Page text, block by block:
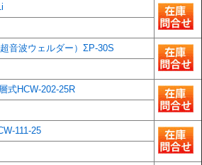
音波ウェルダー）ΣP-30S
式HCW-202-25R
111-25